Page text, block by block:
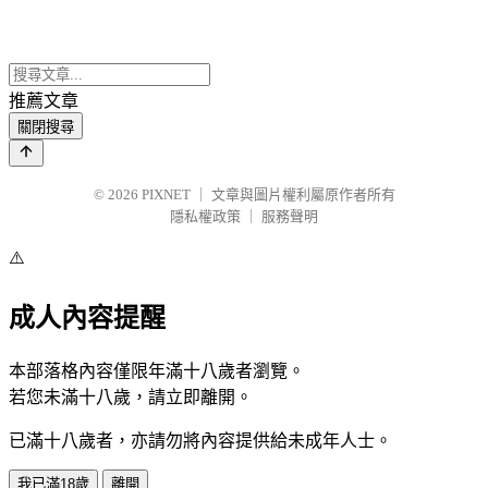
推薦文章
關閉搜尋
© 2026 PIXNET
文章與圖片權利屬原作者所有
隱私權政策
服務聲明
⚠️
成人內容提醒
本部落格內容僅限年滿十八歲者瀏覽。
若您未滿十八歲，請立即離開。
已滿十八歲者，亦請勿將內容提供給未成年人士。
我已滿18歲 離開